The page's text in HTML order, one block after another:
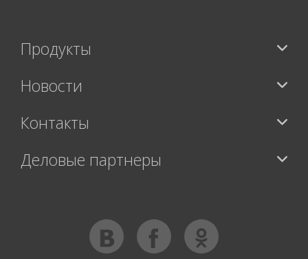
Продукты
Новости
Контакты
Деловые партнеры